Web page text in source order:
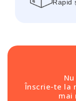
Rapid
Înscrie-te la
mai